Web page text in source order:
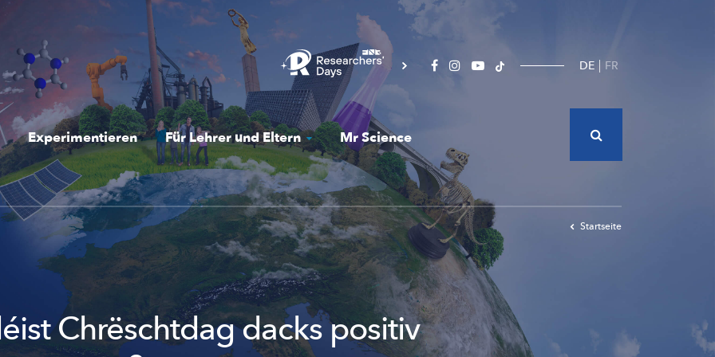
DE FR
Experimentieren Für Lehrer und Eltern Mr Science
Startseite
Chrëschtdag dacks positiv